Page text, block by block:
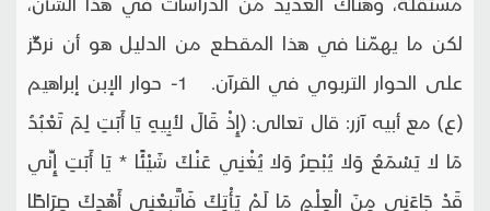
لكن ما يهمّنا في هذا المقطع من الدليل هو أن نركِّز
على الحوار التربوي في القرآن. 1- حوار الإبن إبراهيم
(ع) مع أبيه آزر: قال تعالى: (إِذْ قَالَ لأبِيهِ يَا أَبَتِ لِمَ تَعْبُدُ
مَا لا يَسْمَعُ وَلا يُبْصِرُ وَلا يُغْنِي عَنْكَ شَيْئًا * يَا أَبَتِ إِنِّي
قَدْ جَاءَنِي مِنَ الْعِلْمِ مَا لَمْ يَأْتِكَ فَاتَّبِعْنِي أَهْدِكَ صِرَاطًا